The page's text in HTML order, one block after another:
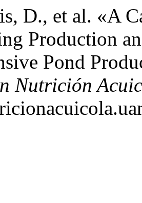
D., et al. «A
Production
Pond
Nutrición